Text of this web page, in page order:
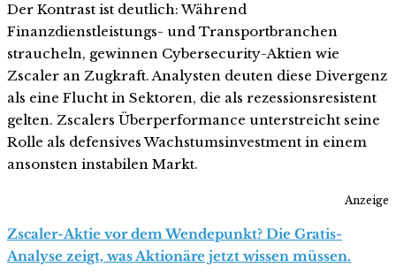
Der Kontrast ist deutlich: Während
Finanzdienstleistungs- und Transportbranchen
straucheln, gewinnen Cybersecurity-Aktien wie
Zscaler an Zugkraft. Analysten deuten diese Divergenz
als eine Flucht in Sektoren, die als rezessionsresistent
gelten. Zscalers Überperformance unterstreicht seine
Rolle als defensives Wachstumsinvestment in einem
ansonsten instabilen Markt.
Anzeige
Zscaler-Aktie vor dem Wendepunkt? Die Gratis-
Analyse zeigt, was Aktionäre jetzt wissen müssen.